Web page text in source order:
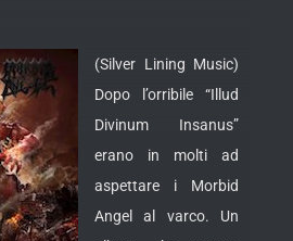
(Silver Lining Music)
Dopo l’orribile “Illud
Divinum Insanus”
erano in molti ad
aspettare i Morbid
Angel al varco. Un